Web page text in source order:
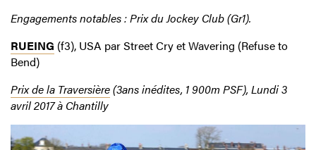
Engagements notables : Prix du Jockey Club (Gr1).
RUEING (f3), USA par Street Cry et Wavering (Refuse to
Bend)
Prix de la Traversière(3ans inédites, 1 900m PSF), Lundi 3
avril 2017 à Chantilly